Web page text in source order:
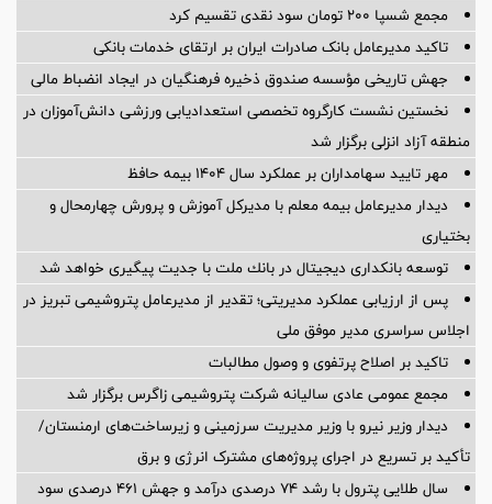
مجمع شسپا 200 تومان سود نقدی تقسیم کرد
تاکید مدیرعامل بانک صادرات ایران بر ارتقای خدمات بانکی
جهش تاریخی مؤسسه صندوق ذخیره فرهنگیان در ایجاد انضباط مالی
نخستین نشست كارگروه تخصصی استعدادیابی ورزشی دانش‌آموزان در
منطقه آزاد انزلی برگزار شد
مهر تایید سهامداران بر عملكرد سال ۱۴۰۴ بیمه حافظ
دیدار مدیرعامل بیمه معلم با مدیرکل آموزش و پرورش چهارمحال و
بختیاری
توسعه بانكداری دیجیتال در بانك ملت با جدیت پیگیری خواهد شد
پس از ارزیابی عملکرد مدیریتی؛ تقدیر از مدیرعامل پتروشیمی تبریز در
اجلاس سراسری مدیر موفق ملی
تاکید بر اصلاح پرتفوی و وصول مطالبات
مجمع عمومی عادی سالیانه شرکت پتروشیمی زاگرس برگزار شد
دیدار وزیر نیرو با وزیر مدیریت سرزمینی و زیرساخت‌های ارمنستان/
تأکید بر تسریع در اجرای پروژه‌های مشترک انرژی و برق
سال طلایی پترول با رشد ۷۴ درصدی درآمد و جهش ۴۶۱ درصدی سود